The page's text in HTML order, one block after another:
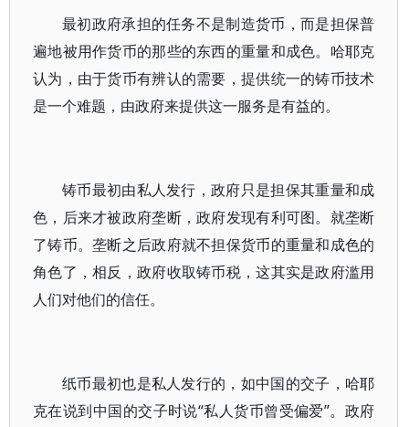
最初政府承担的任务不是制造货币，而是担保普
遍地被用作货币的那些的东西的重量和成色。哈耶克
认为，由于货币有辨认的需要，提供统一的铸币技术
是一个难题，由政府来提供这一服务是有益的。
铸币最初由私人发行，政府只是担保其重量和成
色，后来才被政府垄断，政府发现有利可图。就垄断
了铸币。垄断之后政府就不担保货币的重量和成色的
角色了，相反，政府收取铸币税，这其实是政府滥用
人们对他们的信任。
纸币最初也是私人发行的，如中国的交子，哈耶
克在说到中国的交子时说“私人货币曾受偏爱”。政府